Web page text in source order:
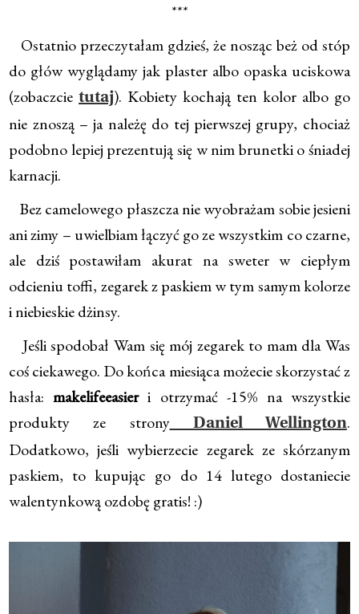
***
Ostatnio przeczytałam gdzieś, że nosząc beż od stóp
do głów wyglądamy jak plaster albo opaska uciskowa
(zobaczcietutaj). Kobiety kochają ten kolor albo go
nie znoszą – ja należę do tej pierwszej grupy, chociaż
podobno lepiej prezentują się w nim brunetki o śniadej
karnacji.
Bez camelowego płaszcza nie wyobrażam sobie jesieni
ani zimy – uwielbiam łączyć go ze wszystkim co czarne,
ale dziś postawiłam akurat na sweter w ciepłym
odcieniu toffi, zegarek z paskiem w tym samym kolorze
i niebieskie dżinsy.
Jeśli spodobał Wam się mój zegarek to mam dla Was
coś ciekawego. Do końca miesiąca możecie skorzystać z
hasła:makelifeeasieri otrzymać -15% na wszystkie
produkty ze stronyDaniel Wellington.
Dodatkowo, jeśli wybierzecie zegarek ze skórzanym
paskiem, to kupując go do 14 lutego dostaniecie
walentynkową ozdobę gratis! :)